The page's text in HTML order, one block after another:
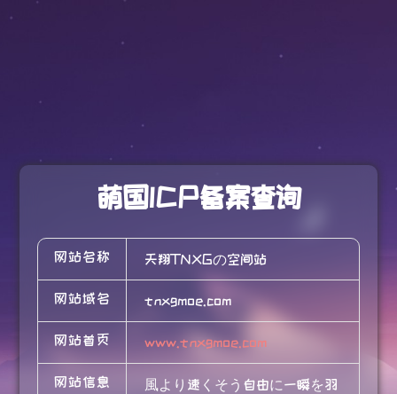
萌国ICP备案查询
网站名称 天翔TNXGの空间站
网站域名 tnxgmoe.com
网站首页 www.tnxgmoe.com
网站信息
風より速くそう自由に一瞬を羽